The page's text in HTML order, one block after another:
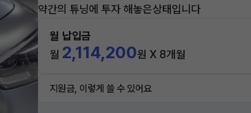
약간의 튜닝에 투자 해놓은상태입니다
월 납입금
월 2,114,200원 X 8개월
지원금, 이렇게 쓸 수 있어요